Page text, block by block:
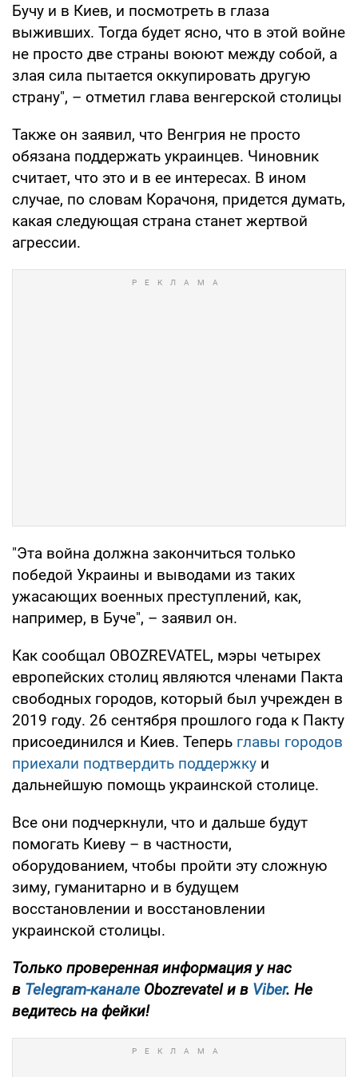
Бучу и в Киев, и посмотреть в глаза
выживших. Тогда будет ясно, что в этой войне
не просто две страны воюют между собой, а
злая сила пытается оккупировать другую
страну", – отметил глава венгерской столицы
Также он заявил, что Венгрия не просто
обязана поддержать украинцев. Чиновник
считает, что это и в ее интересах. В ином
случае, по словам Корачоня, придется думать,
какая следующая страна станет жертвой
агрессии.
"Эта война должна закончиться только
победой Украины и выводами из таких
ужасающих военных преступлений, как,
например, в Буче", – заявил он.
Как сообщал OBOZREVATEL, мэры четырех
европейских столиц являются членами Пакта
свободных городов, который был учрежден в
2019 году. 26 сентября прошлого года к Пакту
присоединился и Киев. Теперь главы городов
приехали подтвердить поддержку и
дальнейшую помощь украинской столице.
Все они подчеркнули, что и дальше будут
помогать Киеву – в частности,
оборудованием, чтобы пройти эту сложную
зиму, гуманитарно и в будущем
восстановлении и восстановлении
украинской столицы.
Только проверенная информация у нас
в Telegram-канале Obozrevatel и в Viber. Не
ведитесь на фейки!